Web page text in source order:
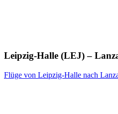
Leipzig-Halle (LEJ) –
Flüge von Leipzig-Halle nach